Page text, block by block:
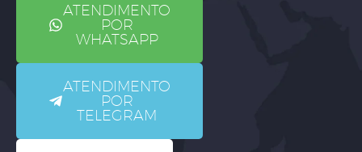
ATENDIMENTO
POR
WHATSAPP
ATENDIMENTO
POR
TELEGRAM